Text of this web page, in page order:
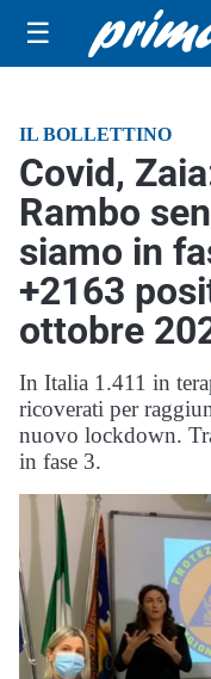
☰
IL BOLLETTINO
Covid,
Rambo
siamo in
+2163
ottobre
In Italia 1.411 in
ricoverati per
nuovo lockdown.
in fase 3.